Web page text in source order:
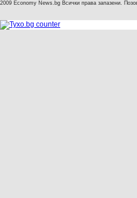
2009 Economy News.bg Всички права запазени.